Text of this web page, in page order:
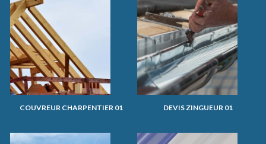
COUVREUR CHARPENTIER 01 DEVIS ZINGUEUR 01